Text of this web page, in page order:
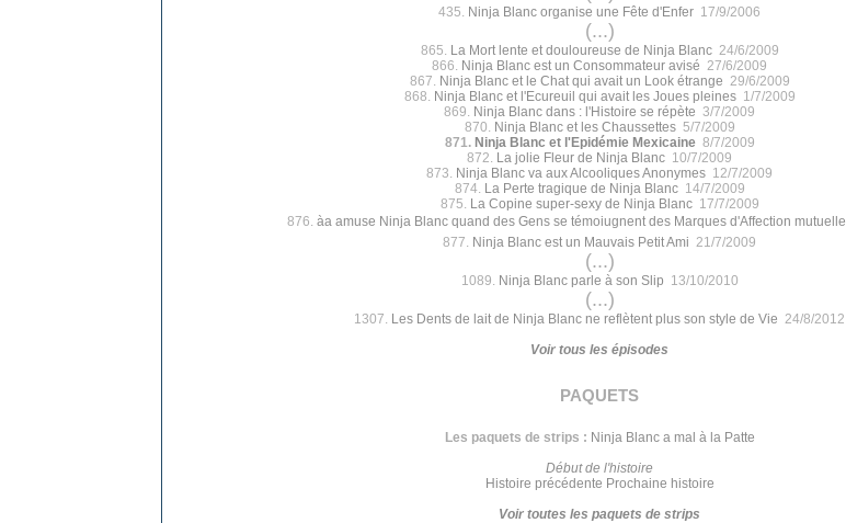
435. Ninja Blanc organise une Fête d'Enfer 17/9/2006
(...)
865. La Mort lente et douloureuse de Ninja Blanc24/6/2009
866. Ninja Blanc est un Consommateur avisé 27/6/2009
867. Ninja Blanc et le Chat qui avait un Look étrange 29/6/2009
868. Ninja Blanc et l'Ecureuil qui avait les Joues pleines1/7/2009
869. Ninja Blanc dans : l'Histoire se répète 3/7/2009
870. Ninja Blanc et les Chaussettes5/7/2009
871. Ninja Blanc et l'Epidémie Mexicaine 8/7/2009
872. La jolie Fleur de Ninja Blanc 10/7/2009
873. Ninja Blanc va aux Alcooliques Anonymes 12/7/2009
874. La Perte tragique de Ninja Blanc14/7/2009
875. La Copine super-sexy de Ninja Blanc17/7/2009
876. àa amuse Ninja Blanc quand des Gens se témoiugnent des Marques d'Affection mutuelle
877. Ninja Blanc est un Mauvais Petit Ami 21/7/2009
(...)
1089. Ninja Blanc parle à son Slip 13/10/2010
(...)
1307. Les Dents de lait de Ninja Blanc ne reflètent plus son style de Vie 24/8/2012
Voir tous les épisodes
paquets
Les paquets de strips : Ninja Blanc a mal à la Patte
Début de l'histoire
Histoire précédente Prochaine histoire
Voir toutes les paquets de strips